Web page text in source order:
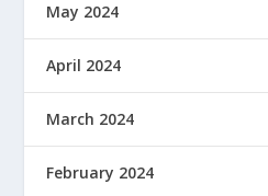
May 2024
April 2024
March 2024
February 2024